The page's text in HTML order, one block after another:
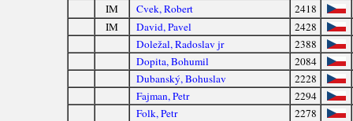
IM
Cvek, Robert
2418
IM
David, Pavel
2428
Doležal, Radoslav jr
2388
Dopita, Bohumil
2084
Dubanský, Bohuslav
2228
Fajman, Petr
2294
Folk, Petr
2278